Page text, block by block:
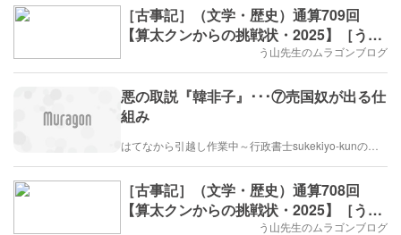
［古事記］（文学・歴史）通算709回
【算太クンからの挑戦状・2025】［う山
う山先生のムラゴンブログ
悪の取説『韓非子』･･･⑦売国奴が出る仕
組み
［古事記］（文学・歴史）通算708回
【算太クンからの挑戦状・2025】［う山
う山先生のムラゴンブログ